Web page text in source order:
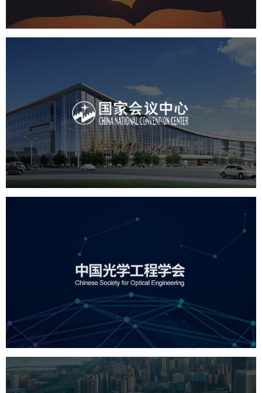
国家会议中心
专业服务 网站建设 网站设计
中国光学工程学会
机构组织 国企 品牌官网 网站建设 网站设计